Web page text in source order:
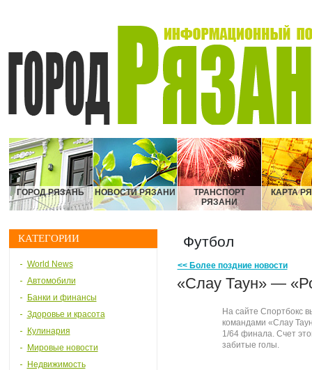
ГОРОД РЯЗАНЬ НОВОСТИ РЯЗАНИ
ТРАНСПОРТ
РЯЗАНИ
КАРТА
КАТЕГОРИИ
World News
Автомобили
Банки и финансы
Здоровье и красота
Кулинария
Мировые новости
Недвижимость
Футбол
<< Более поздние новости
«Слау Таун» —
На сайте Спортбокс
командами «Слау
1/64 финала. Счет
забитые голы.